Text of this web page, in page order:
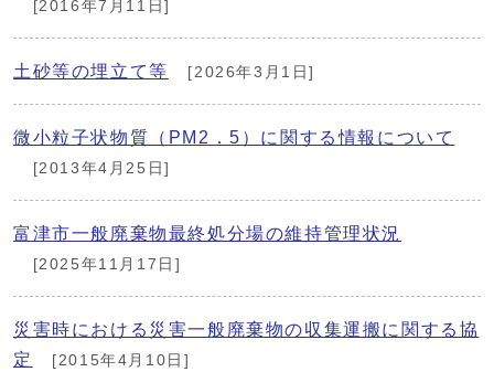
[2016年7月11日]
土砂等の埋立て等 [2026年3月1日]
微小粒子状物質（PM2．5）に関する情報について
[2013年4月25日]
富津市一般廃棄物最終処分場の維持管理状況
[2025年11月17日]
災害時における災害一般廃棄物の収集運搬に関する協
定
[2015年4月10日]